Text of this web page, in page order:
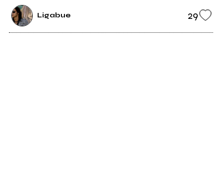
Ligabue 29